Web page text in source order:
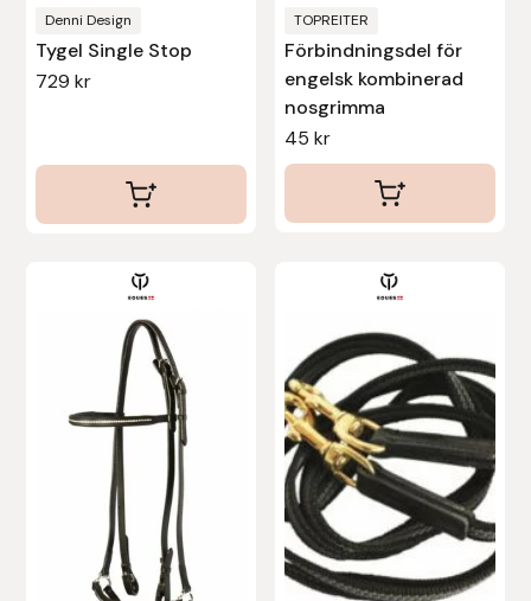
Denni Design
Tygel Single Stop
729kr
produktsidan
TOPREITER
Förbindningsdel för
engelsk kombinerad
nosgrimma
45 kr
produkten
har
flera
varianter.
De
olika
alternativen
kan